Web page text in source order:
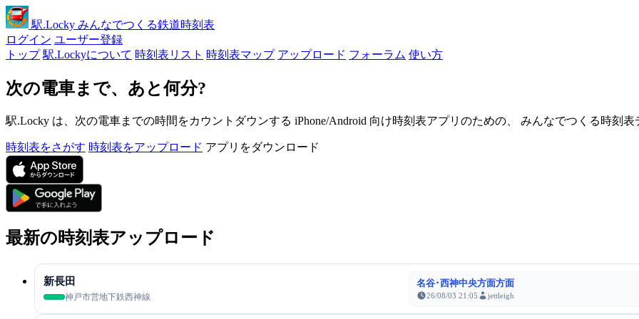
駅.Locky みんなでつくる鉄道時刻表
ログイン ユーザー登録
トップ 駅.Lockyについて 時刻表リスト 時刻表マップ アップロード フォーラム 使い方
次の電車まで、あと何分?
駅.Locky は、次の電車までの時間をカウントダウンする iPhone/Android 向け時刻表アプリのための、 みんなでつくる時刻表
時刻表をさがす 時刻表をアップロード アプリをダウンロード
最新の時刻表アップロード
新長田
神戸市営地下鉄西神線
名谷･西神中央方面方面
26/08/03 21:05 jettleigh